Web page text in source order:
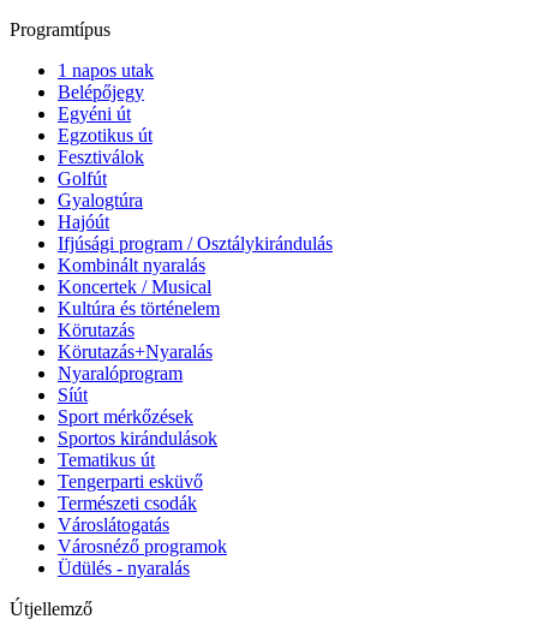
Programtípus
1 napos utak
Belépőjegy
Egyéni út
Egzotikus út
Fesztiválok
Golfút
Gyalogtúra
Hajóút
Ifjúsági program / Osztálykirándulás
Kombinált nyaralás
Koncertek / Musical
Kultúra és történelem
Körutazás
Körutazás+Nyaralás
Nyaralóprogram
Síút
Sport mérkőzések
Sportos kirándulások
Tematikus út
Tengerparti esküvő
Természeti csodák
Városlátogatás
Városnéző programok
Üdülés - nyaralás
Útjellemző